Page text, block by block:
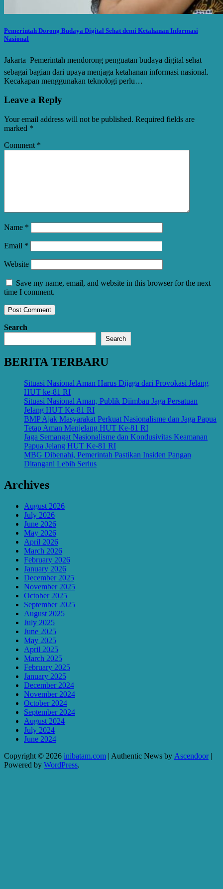
Pemerintah Dorong Budaya Digital Sehat demi Ketahanan Informasi
Nasional
Jakarta  Pemerintah mendorong penguatan budaya digital sehat
sebagai bagian dari upaya menjaga ketahanan informasi nasional.
Kecakapan menggunakan teknologi perlu…
Leave a Reply
Your email address will not be published. Required fields are
marked *
Comment *
Name *
Email *
Website
Save my name, email, and website in this browser for the next
time I comment.
Search
Search
BERITA TERBARU
Situasi Nasional Aman Harus Dijaga dari Provokasi Jelang
HUT ke-81 RI
Situasi Nasional Aman, Publik Diimbau Jaga Persatuan
Jelang HUT Ke-81 RI
BMP Ajak Masyarakat Perkuat Nasionalisme dan Jaga Papua
Tetap Aman Menjelang HUT Ke-81 RI
Jaga Semangat Nasionalisme dan Kondusivitas Keamanan
Papua Jelang HUT Ke-81 RI
MBG Dibenahi, Pemerintah Pastikan Insiden Pangan
Ditangani Lebih Serius
Archives
August 2026
July 2026
June 2026
May 2026
April 2026
March 2026
February 2026
January 2026
December 2025
November 2025
October 2025
September 2025
August 2025
July 2025
June 2025
May 2025
April 2025
March 2025
February 2025
January 2025
December 2024
November 2024
October 2024
September 2024
August 2024
July 2024
June 2024
Copyright © 2026 inibatam.com | Authentic News by Ascendoor|
Powered by WordPress.